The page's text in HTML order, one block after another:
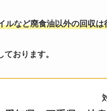
など廃食油以外の回収は
おります。